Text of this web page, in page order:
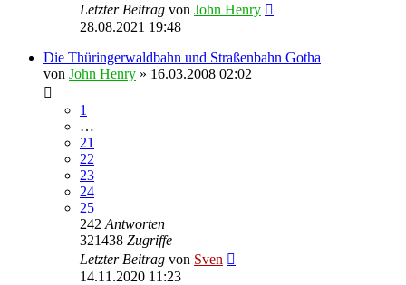
Letzter Beitrag von John Henry
28.08.2021 19:48
Die Thüringerwaldbahn und Straßenbahn Gotha
von John Henry » 16.03.2008 02:02
1
…
21
22
23
24
25
242 Antworten
321438 Zugriffe
Letzter Beitrag von Sven
14.11.2020 11:23